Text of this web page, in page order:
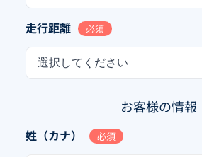
走行距離 必須
選択してください
お客様の情報
姓（カナ） 必須